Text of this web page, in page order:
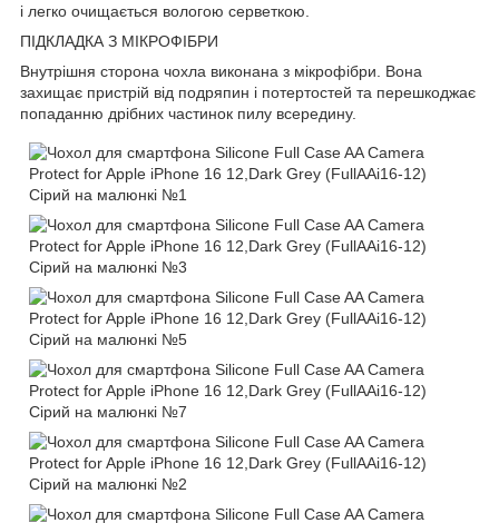
і легко очищається вологою серветкою.
ПІДКЛАДКА З МІКРОФІБРИ
Внутрішня сторона чохла виконана з мікрофібри. Вона
захищає пристрій від подряпин і потертостей та перешкоджає
попаданню дрібних частинок пилу всередину.